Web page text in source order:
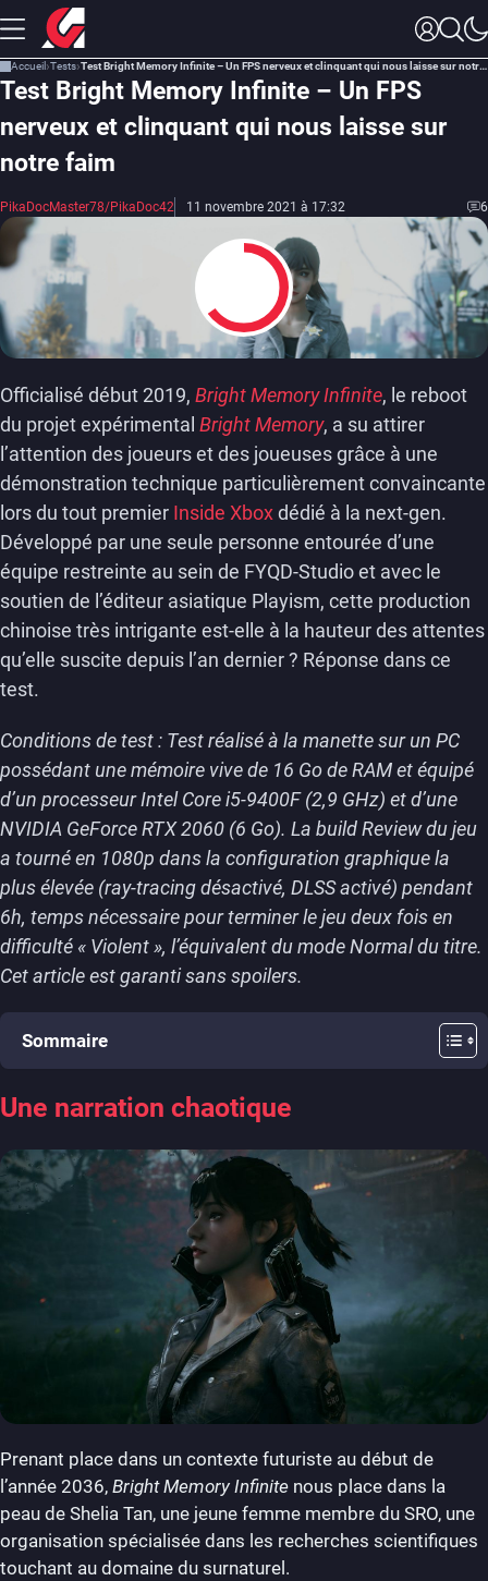
Accueil Tests Test Bright Memory Infinite – Un FPS nerveux et clinquant qui nous laisse sur notre faim
Test Bright Memory Infinite – Un FPS
nerveux et clinquant qui nous laisse sur
notre faim
PikaDocMaster78/PikaDoc42 11 novembre 2021 à 17:32 6
6.5
Officialisé début 2019, Bright Memory Infinite, le reboot
du projet expérimental Bright Memory, a su attirer
l’attention des joueurs et des joueuses grâce à une
démonstration technique particulièrement convaincante
lors du tout premier Inside Xboxdédié à la next-gen.
Développé par une seule personne entourée d’une
équipe restreinte au sein de FYQD-Studio et avec le
soutien de l’éditeur asiatique Playism, cette production
chinoise très intrigante est-elle à la hauteur des attentes
qu’elle suscite depuis l’an dernier ? Réponse dans ce
test.
Conditions de test : Test réalisé à la manette sur un PC
possédant une mémoire vive de 16 Go de RAM et équipé
d’un processeur Intel Core i5-9400F (2,9 GHz) et d’une
NVIDIA GeForce RTX 2060 (6 Go). La build Review du jeu
a tourné en 1080p dans la configuration graphique la
plus élevée (ray-tracing désactivé, DLSS activé) pendant
6h, temps nécessaire pour terminer le jeu deux fois en
difficulté « Violent », l’équivalent du mode Normal du titre.
Cet article est garanti sans spoilers.
Sommaire
Une narration chaotique
Prenant place dans un contexte futuriste au début de
l’année 2036, Bright Memory Infinite nous place dans la
peau de Shelia Tan, une jeune femme membre du SRO, une
organisation spécialisée dans les recherches scientifiques
touchant au domaine du surnaturel.